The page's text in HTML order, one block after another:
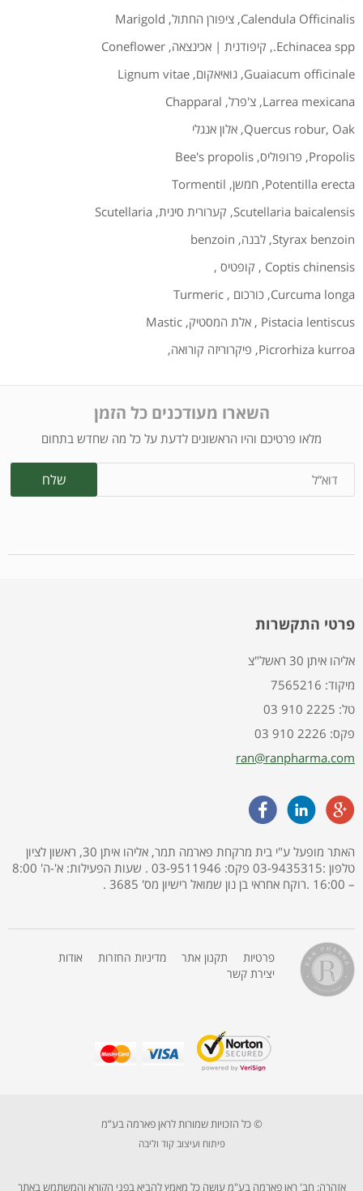
Calendula Officinalis
, ציפורן החתול,
Marigold
Echinacea spp.
, קיפודנית | אכינצאה,
Coneflower
Guaiacum officinale
, גואיאקום,
Lignum vitae
Larrea mexicana
, צ'פרל,
Chapparal
Quercus robur, Oak
, אלון אנגלי
Propolis
, פרופוליס,
Bee's propolis
Potentilla erecta
, חמשן,
Tormentil
Scutellaria baicalensis
, קערורית סינית,
Scutellaria
Styrax benzoin
, לבנה,
benzoin
Coptis chinensis
, קופטיס ,
Curcuma longa
, כורכום ,
Turmeric
Pistacia lentiscus
, אלת המסטיק,
Mastic
Picrorhiza kurroa
, פיקרוריזה קורואה,
השארו מעודכנים כל הזמן
מלאו פרטיכם והיו הראשונים לדעת על כל מה שחדש בתחום
פרטי התקשרות
אליהו איתן 30 ראשל"צ
7565216 :מיקוד
03 910 2225 :טל
03 910 2226 :פקס
ran@ranpharma.com
האתר מופעל ע"י בית מרקחת פארמה תמר, אליהו איתן 30, ראשון לציון
טלפון :03-9435315 פקס: 03-9511946 . שעות הפעילות: א'-ה' 8:00
– 16:00 .רוקח אחראי בן נון שמואל רישיון מס' 3685 .
פרטיות תקנון אתר מדיניות החזרות
אודות
יצירת קשר
© כל הזכויות שמורות לראן פארמה בע”מ
פיתוח ועיצוב קוד וליבה
אזהרה: חב' ראן פארמה בע"מ עושה כל מאמץ להביא בפני הקורא והמשתמש באתר